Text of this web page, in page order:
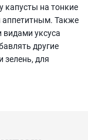
капусты на тонкие
аппетитным. Также
уксуса
другие
зелень, для